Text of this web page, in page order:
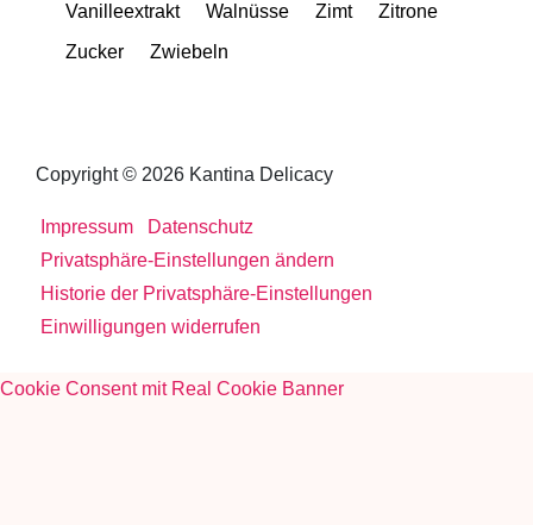
Vanilleextrakt
Walnüsse Zimt
Zitrone
Zucker
Zwiebeln
Copyright © 2026 Kantina Delicacy
Impressum
Datenschutz
Privatsphäre-Einstellungen ändern
Historie der Privatsphäre-Einstellungen
Einwilligungen widerrufen
Cookie Consent mit Real Cookie Banner